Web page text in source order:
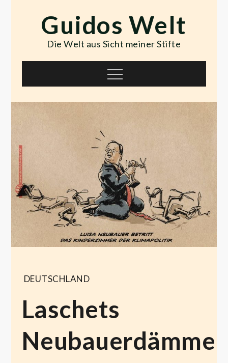
contentGuidos Welt
Die Welt aus Sicht meiner Stifte
Menu
DEUTSCHLAND
Laschets